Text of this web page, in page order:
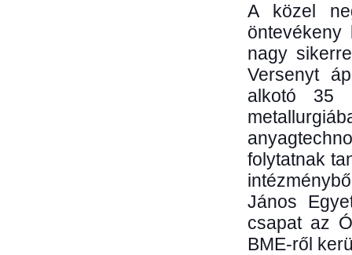
A közel
nagy
Versenyt
alkotó 35
folytatnak
János
csapat az
BME-ről